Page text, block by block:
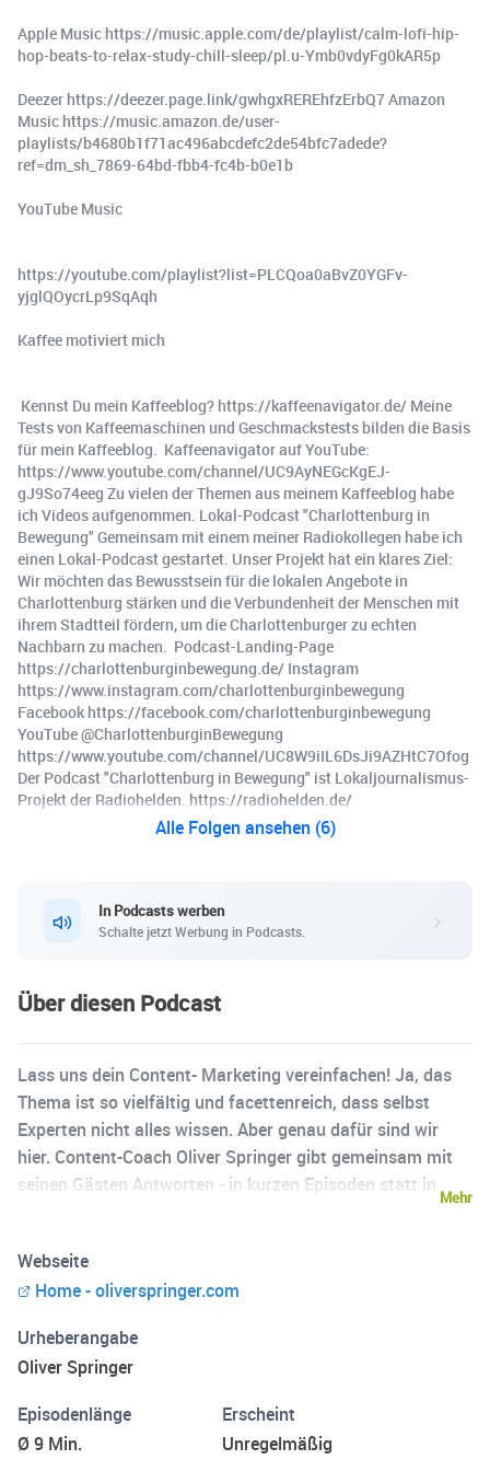
Apple Music https://music.apple.com/de/playlist/calm-lofi-hip-
hop-beats-to-relax-study-chill-sleep/pl.u-Ymb0vdyFg0kAR5p
Deezer https://deezer.page.link/gwhgxREREhfzErbQ7 Amazon
Music https://music.amazon.de/user-
playlists/b4680b1f71ac496abcdefc2de54bfc7adede?
ref=dm_sh_7869-64bd-fbb4-fc4b-b0e1b
YouTube Music
https://youtube.com/playlist?list=PLCQoa0aBvZ0YGFv-
yjglQOycrLp9SqAqh
Kaffee motiviert mich
️ Kennst Du mein Kaffeeblog? https://kaffeenavigator.de/ Meine
Tests von Kaffeemaschinen und Geschmackstests bilden die Basis
für mein Kaffeeblog. ️ Kaffeenavigator auf YouTube:
https://www.youtube.com/channel/UC9AyNEGcKgEJ-
gJ9So74eeg Zu vielen der Themen aus meinem Kaffeeblog habe
ich Videos aufgenommen. Lokal-Podcast "Charlottenburg in
Bewegung" Gemeinsam mit einem meiner Radiokollegen habe ich
einen Lokal-Podcast gestartet. Unser Projekt hat ein klares Ziel:
Wir möchten das Bewusstsein für die lokalen Angebote in
Charlottenburg stärken und die Verbundenheit der Menschen mit
ihrem Stadtteil fördern, um die Charlottenburger zu echten
Nachbarn zu machen. ️ Podcast-Landing-Page
https://charlottenburginbewegung.de/ Instagram
https://www.instagram.com/charlottenburginbewegung
Facebook https://facebook.com/charlottenburginbewegung ️
YouTube @CharlottenburginBewegung
https://www.youtube.com/channel/UC8W9iIL6DsJi9AZHtC7Ofog
Der Podcast "Charlottenburg in Bewegung" ist Lokaljournalismus-
Projekt der Radiohelden. https://radiohelden.de/
Alle Folgen ansehen (6)
In Podcasts werben
Schalte jetzt Werbung in Podcasts.
Über diesen Podcast
Lass uns dein Content- Marketing vereinfachen! Ja, das
Thema ist so vielfältig und facettenreich, dass selbst
Experten nicht alles wissen. Aber genau dafür sind wir
hier. Content-Coach Oliver Springer gibt gemeinsam mit
seinen Gästen Antworten - in kurzen Episoden statt in
Kanäle und Formate für die Zielgruppe?Welche Kanäle
und Formate sind für bestimmte Branchen oder
verschiedene Kanäle und Formate für eine ganzheitliche
Content-Strategie?TechnologieWelche Technologien sind
für Content-Marketing relevant?Wie nutzt man neue
Möglichkeiten wie KI-Tools für Content-Marketing?Wie
kann man mithilfe von Technologie die Erstellung,
Mehr
Webseite
Home - oliverspringer.com
Urheberangabe
Oliver Springer
Episodenlänge
Ø 9 Min.
Erscheint
Unregelmäßig